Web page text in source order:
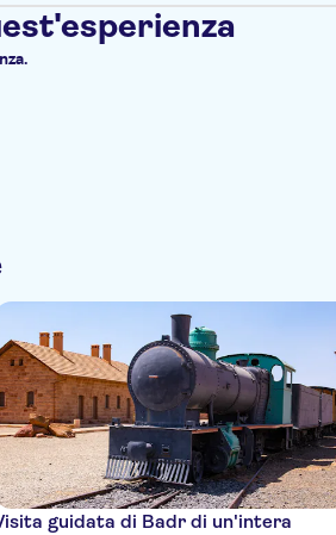
guidata di Badr di un'intera